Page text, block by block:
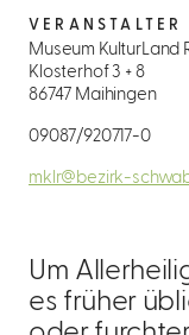
Um
es früher
VERANSTALTER
Museum KulturLand
Klosterhof 3 + 8
86747 Maihingen
09087/920717-0
mklr@bezirk-